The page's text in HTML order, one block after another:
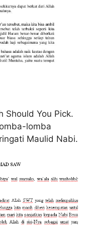
Should You Pick.
lomba
Maulid Nabi.